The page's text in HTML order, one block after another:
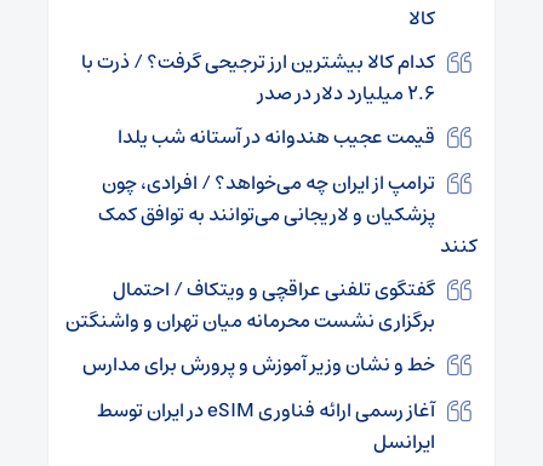
کالا
کدام کالا بیشترین ارز ترجیحی گرفت؟ / ذرت با
۲.۶ میلیارد دلار در صدر
قیمت عجیب هندوانه در آستانه شب یلدا
ترامپ از ایران چه می‌خواهد؟ / افرادی، چون
پزشکیان و لاریجانی می‌توانند به توافق کمک
کنند
گفتگوی تلفنی عراقچی و ویتکاف / احتمال
برگزاری نشست محرمانه میان تهران و واشنگتن
خط و نشان وزیر آموزش و پرورش برای مدارس
آغاز رسمی ارائه فناوری eSIM در ایران توسط
ایرانسل